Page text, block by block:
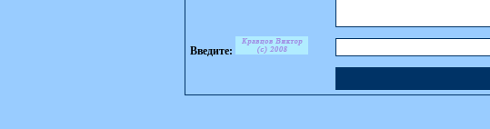
Введите: